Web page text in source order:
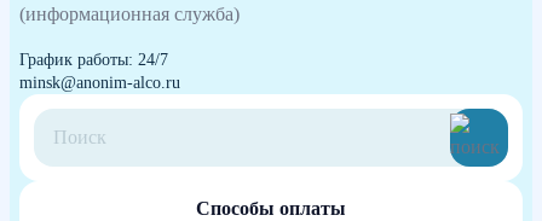
(информационная служба)
График работы: 24/7
minsk@anonim-alco.ru
Способы оплаты